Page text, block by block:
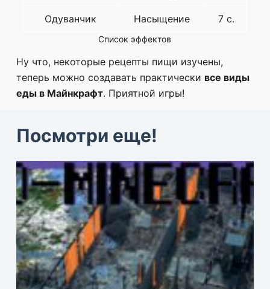
Одуванчик Насыщение 7 с.
Список эффектов
Ну что, некоторые рецепты пищи изучены,
теперь можно создавать практически все виды
еды в Майнкрафт. Приятной игры!
Посмотри еще!